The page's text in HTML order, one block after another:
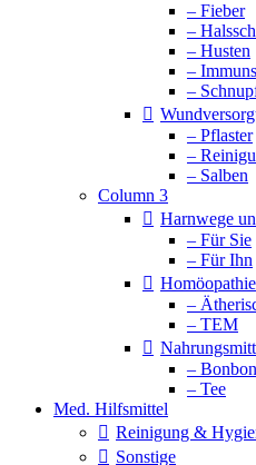
– Fieber
–
– Husten
–
–
– Pflaster
–
– Salben
Column 3
Harnwege
– Für Sie
– Für Ihn
Homöopathie
–
– TEM
–
– Tee
Med. Hilfsmittel
Reinigung &
Sonstige